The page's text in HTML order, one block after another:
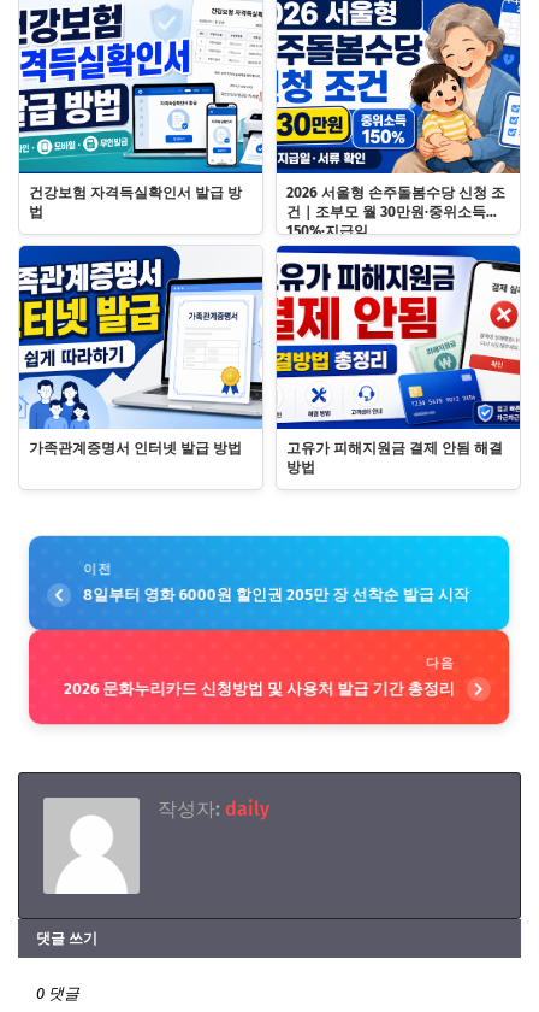
건강보험 자격득실확인서 발급 방
법
2026 서울형 손주돌봄수당 신청 조
건｜조부모 월 30만원·중위소득
150%·지급일
가족관계증명서 인터넷 발급 방법
고유가 피해지원금 결제 안됨 해결
방법
이전
8일부터 영화 6000원 할인권 205만 장 선착순 발급 시작
다음
2026 문화누리카드 신청방법 및 사용처 발급 기간 총정리
작성자: daily
댓글 쓰기
0 댓글